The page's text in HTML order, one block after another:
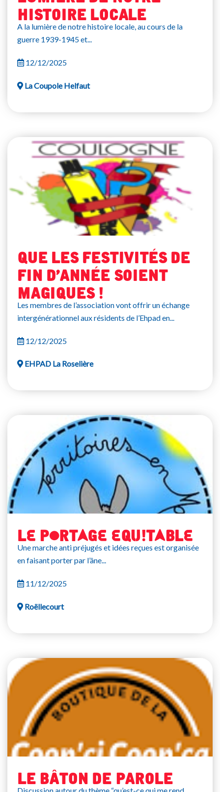
histoire locale
A la lumière de notre histoire locale, au cours de la
guerre 1939-1945 et...
12/12/2025
La Coupole Helfaut
Que les festivités de
fin d’année soient
magiques !
Les membres de l’association vont offrir un échange
intergénérationnel aux résidents de l’Ehpad en...
12/12/2025
EHPAD La Roselière
LE PORTAGE EQUITABLE
Une marche anti préjugés et idées reçues est organisée
en faisant porter par l’âne...
11/12/2025
Roëllecourt
Le bâton de parole
Discussion autour du thème “qu’est-ce qui me rend